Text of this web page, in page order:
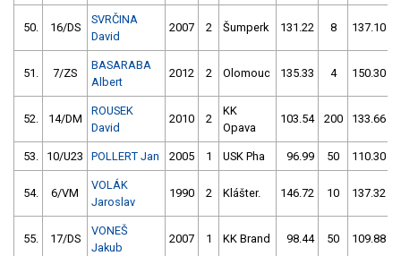
50. 16/DS
SVRČINA
David
2007 2 Šumperk 131.22 8 137.10
51. 7/ZS
BASARABA
Albert
2012 2 Olomouc 135.33 4 150.30
52. 14/DM
ROUSEK
David
2010 2
KK
Opava
103.54 200 133.66
53. 10/U23 POLLERT Jan 2005 1 USK Pha 96.99 50 110.30
54. 6/VM
VOLÁK
Jaroslav
1990 2 Klášter. 146.72 10 137.32
55. 17/DS
VONEŠ
Jakub
2007 1 KK Brand 98.44 50 109.88